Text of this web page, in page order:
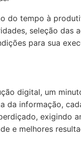
do tempo à
seleção das
para sua
digital, um
da informação,
exigindo
e melhores